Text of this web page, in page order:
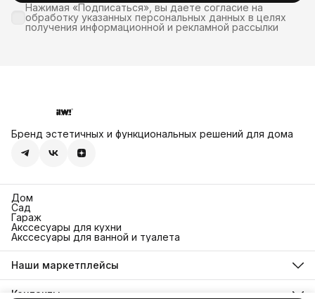
Нажимая «Подписаться», вы даете согласие на
обработку указанных персональных данных в целях
получения информационной и рекламной рассылки
Бренд эстетичных и функциональных решений для дома
Дом
Сад
Гараж
Акссесуары для кухни
Акссесуары для ванной и туалета
Наши маркетплейсы
Ozon
Яндекс Маркет
Контакты